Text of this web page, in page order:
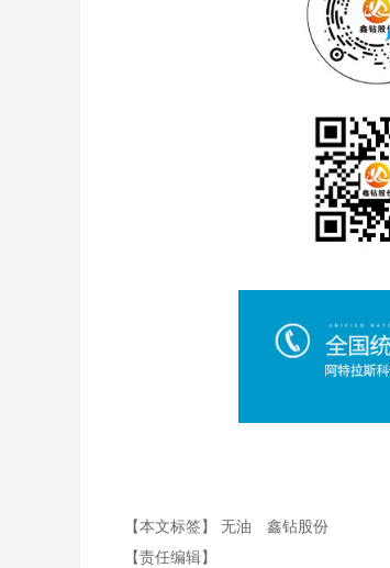
【本文标签】 无油
鑫钻股份
【责任编辑】